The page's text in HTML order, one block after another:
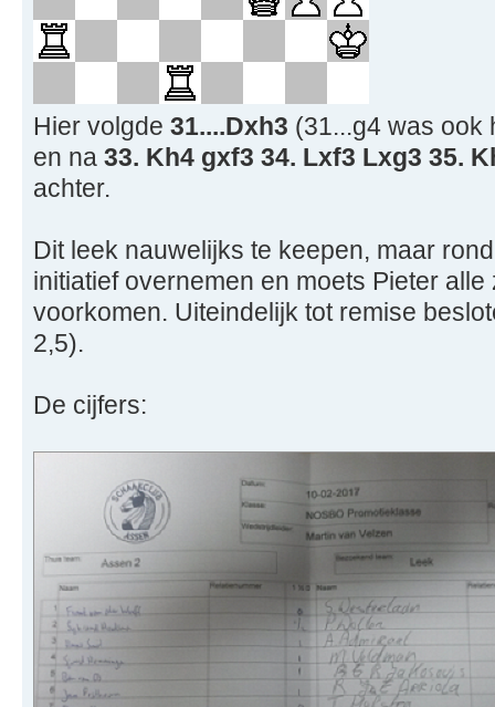
Hier volgde 31....Dxh3 (31...g4 was
en na 33. Kh4 gxf3 34. Lxf3 Lxg3 35.
achter.
Dit leek nauwelijks te keepen, maar
initiatief overnemen en moets Pieter
voorkomen. Uiteindelijk tot remise
2,5).
De cijfers: